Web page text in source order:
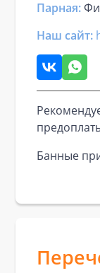
Парная:
Наш сайт:
Банные